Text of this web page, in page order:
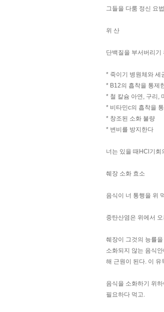
그들을 다룸 정신 요
위 산
단백질을 부서버리기
* 죽이기 병원체와 세
* B12의 흡착을 통제
* 철 칼슘 아연, 구리,
* 비타민c의 흡착을
* 창조된 소화 불량
* 변비를 방지한다
너는 있을 때HCl기회
췌장 소화 효소
음식이 너 통행을 위
중탄산염은 위에서
췌장이 그것의 능률
소화되지 않는 음식
해 근원이 된다. 이 유
음식을 소화하기 위
필요하다 먹고.